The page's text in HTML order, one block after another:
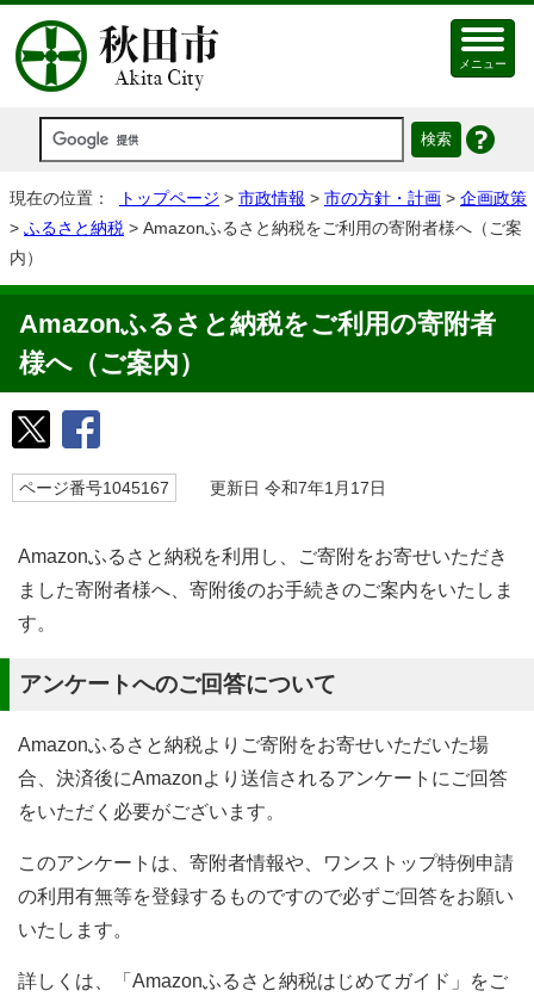
メニュー
現在の位置： トップページ > 市政情報 > 市の方針・計画 > 企画政策
> ふるさと納税 > Amazonふるさと納税をご利用の寄附者様へ（ご案
内）
Amazonふるさと納税をご利用の寄附者
様へ（ご案内）
ページ番号1045167 更新日 令和7年1月17日
Amazonふるさと納税を利用し、ご寄附をお寄せいただき
ました寄附者様へ、寄附後のお手続きのご案内をいたしま
す。
アンケートへのご回答について
Amazonふるさと納税よりご寄附をお寄せいただいた場
合、決済後にAmazonより送信されるアンケートにご回答
をいただく必要がございます。
このアンケートは、寄附者情報や、ワンストップ特例申請
の利用有無等を登録するものですので必ずご回答をお願い
いたします。
詳しくは、「Amazonふるさと納税はじめてガイド」をご